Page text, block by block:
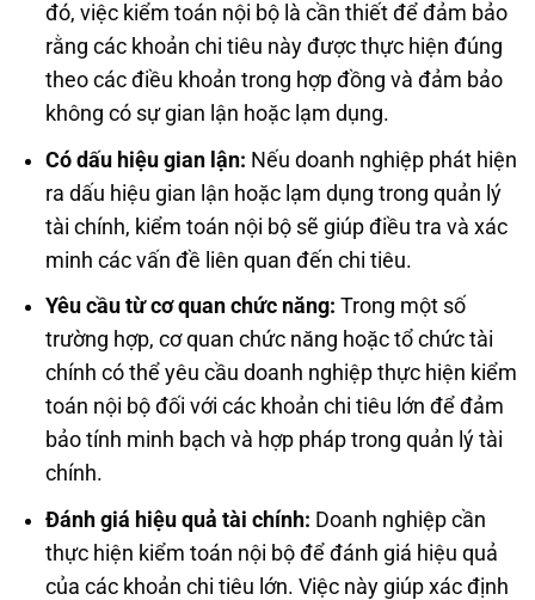
đó, việc kiểm toán nội bộ là cần thiết để đảm bảo
rằng các khoản chi tiêu này được thực hiện đúng
theo các điều khoản trong hợp đồng và đảm bảo
không có sự gian lận hoặc lạm dụng.
Có dấu hiệu gian lận: Nếu doanh nghiệp phát hiện
ra dấu hiệu gian lận hoặc lạm dụng trong quản lý
tài chính, kiểm toán nội bộ sẽ giúp điều tra và xác
minh các vấn đề liên quan đến chi tiêu.
Yêu cầu từ cơ quan chức năng: Trong một số
trường hợp, cơ quan chức năng hoặc tổ chức tài
chính có thể yêu cầu doanh nghiệp thực hiện kiểm
toán nội bộ đối với các khoản chi tiêu lớn để đảm
bảo tính minh bạch và hợp pháp trong quản lý tài
chính.
Đánh giá hiệu quả tài chính: Doanh nghiệp cần
thực hiện kiểm toán nội bộ để đánh giá hiệu quả
của các khoản chi tiêu lớn. Việc này giúp xác định